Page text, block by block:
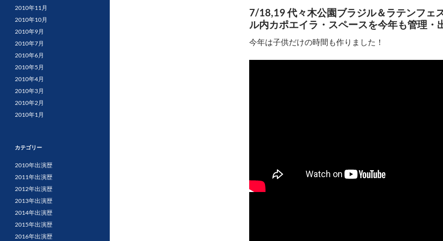
7/18,19 代々木公園ブラジル＆ラテンフェ
ル内カポエイラ・スペースを今年も管理・
今年は子供だけの時間も作りました！
2010年11月
2010年10月
2010年9月
2010年7月
2010年6月
2010年5月
2010年4月
2010年3月
2010年2月
2010年1月
カテゴリー
2010年出演歴
2011年出演歴
2012年出演歴
2013年出演歴
2014年出演歴
2015年出演歴
2016年出演歴